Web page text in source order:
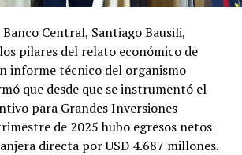
Central, Santiago Bausili,
pilares del relato económico de
informe técnico del organismo
que desde que se instrumentó el
para Grandes Inversiones
de 2025 hubo egresos netos
directa por USD 4.687 millones.